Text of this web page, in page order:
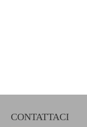
CONTATTACI